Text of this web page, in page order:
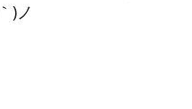
)ノ